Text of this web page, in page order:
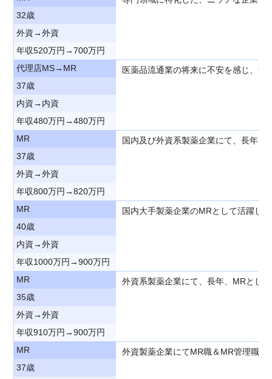
32歳
外資→外資
年収520万円→700万円
代理店MS→MR
医薬品流通業の将来に不安を感じ、
37歳
内資→内資
年収480万円→480万円
MR
国内及び外資系製薬企業にて、長年
37歳
外資→外資
年収800万円→820万円
MR
国内大手製薬企業のMRとして活躍し
40歳
内資→外資
年収1000万円→900万円
MR
外資系製薬企業にて、長年、MRとし
35歳
外資→外資
年収910万円→900万円
MR
外資製薬企業にてMR職＆MR管理職
37歳